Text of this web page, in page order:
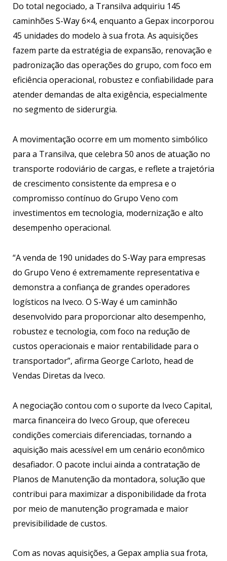
Do total negociado, a Transilva adquiriu 145
caminhões S-Way 6×4, enquanto a Gepax incorporou
45 unidades do modelo à sua frota. As aquisições
fazem parte da estratégia de expansão, renovação e
padronização das operações do grupo, com foco em
eficiência operacional, robustez e confiabilidade para
atender demandas de alta exigência, especialmente
no segmento de siderurgia.
A movimentação ocorre em um momento simbólico
para a Transilva, que celebra 50 anos de atuação no
transporte rodoviário de cargas, e reflete a trajetória
de crescimento consistente da empresa e o
compromisso contínuo do Grupo Veno com
investimentos em tecnologia, modernização e alto
desempenho operacional.
“A venda de 190 unidades do S-Way para empresas
do Grupo Veno é extremamente representativa e
demonstra a confiança de grandes operadores
logísticos na Iveco. O S-Way é um caminhão
desenvolvido para proporcionar alto desempenho,
robustez e tecnologia, com foco na redução de
custos operacionais e maior rentabilidade para o
transportador”, afirma George Carloto, head de
Vendas Diretas da Iveco.
A negociação contou com o suporte da Iveco Capital,
marca financeira do Iveco Group, que ofereceu
condições comerciais diferenciadas, tornando a
aquisição mais acessível em um cenário econômico
desafiador. O pacote inclui ainda a contratação de
Planos de Manutenção da montadora, solução que
contribui para maximizar a disponibilidade da frota
por meio de manutenção programada e maior
previsibilidade de custos.
Com as novas aquisições, a Gepax amplia sua frota,